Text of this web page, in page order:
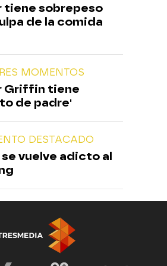
tiene sobrepeso
de la comida
MOMENTOS
Griffin tiene
de padre'
DESTACADO
se vuelve adicto al